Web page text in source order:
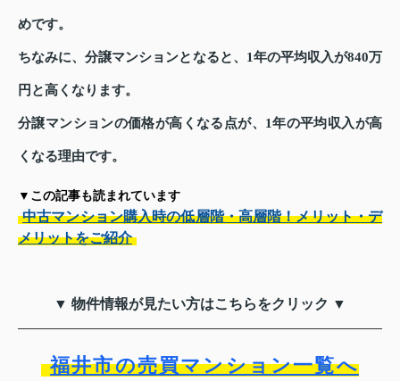
めです。
ちなみに、分譲マンションとなると、1年の平均収入が840万
円と高くなります。
分譲マンションの価格が高くなる点が、1年の平均収入が高
くなる理由です。
▼この記事も読まれています
中古マンション購入時の低層階・高層階！メリット・デ
メリットをご紹介
▼ 物件情報が見たい方はこちらをクリック ▼
福井市の売買マンション一覧へ